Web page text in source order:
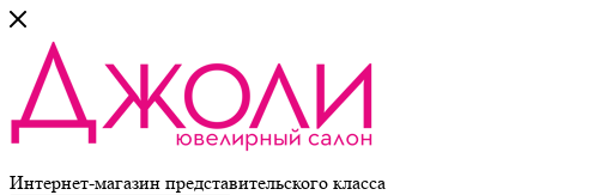
Интернет-магазин представительского класса